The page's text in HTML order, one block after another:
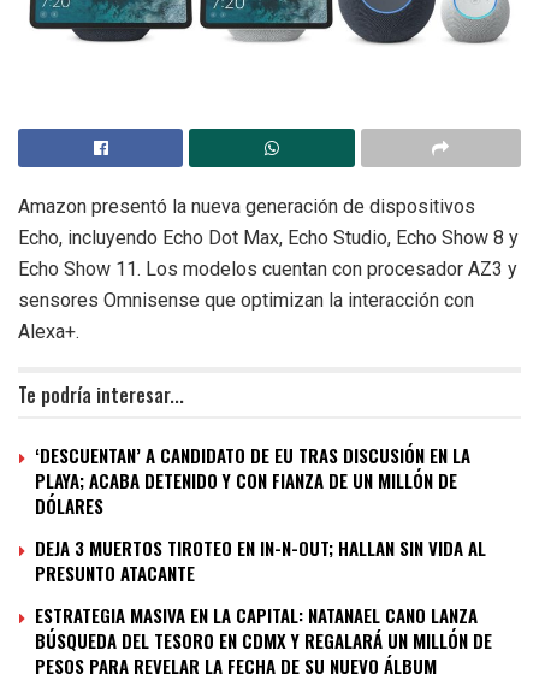
Amazon presentó la nueva generación de dispositivos
Echo, incluyendo Echo Dot Max, Echo Studio, Echo Show 8 y
Echo Show 11. Los modelos cuentan con procesador AZ3 y
sensores Omnisense que optimizan la interacción con
Alexa+.
Te podría interesar...
‘DESCUENTAN’ A CANDIDATO DE EU TRAS DISCUSIÓN EN LA
PLAYA; ACABA DETENIDO Y CON FIANZA DE UN MILLÓN DE
DÓLARES
DEJA 3 MUERTOS TIROTEO EN IN-N-OUT; HALLAN SIN VIDA AL
PRESUNTO ATACANTE
ESTRATEGIA MASIVA EN LA CAPITAL: NATANAEL CANO LANZA
BÚSQUEDA DEL TESORO EN CDMX Y REGALARÁ UN MILLÓN DE
PESOS PARA REVELAR LA FECHA DE SU NUEVO ÁLBUM